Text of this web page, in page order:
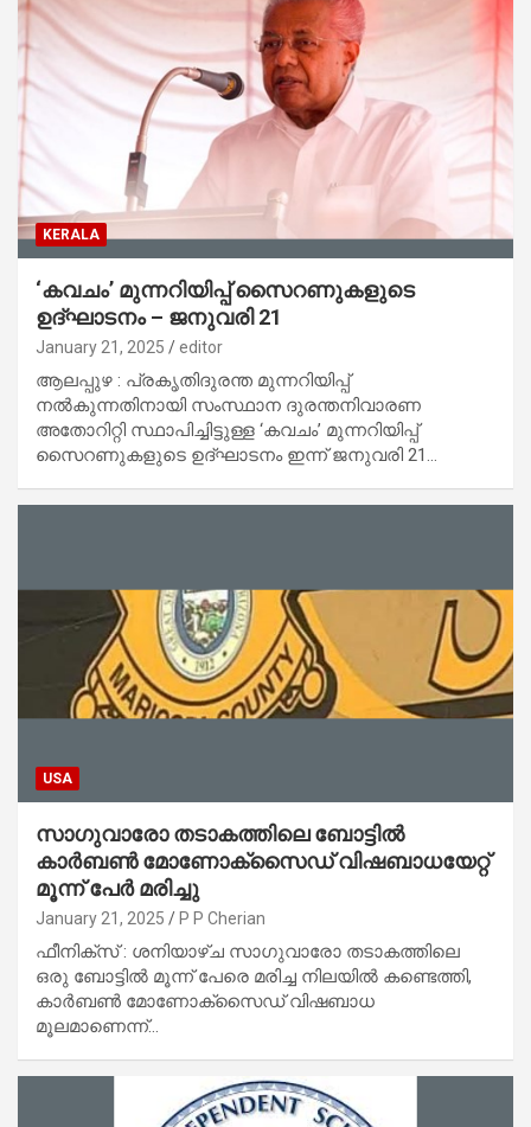
KERALA
‘കവചം’ മുന്നറിയിപ്പ് സൈറണുകളുടെ
ഉദ്ഘാടനം – ജനുവരി 21
January 21, 2025 editor
ആലപ്പുഴ : പ്രകൃതിദുരന്ത മുന്നറിയിപ്പ്
നൽകുന്നതിനായി സംസ്ഥാന ദുരന്തനിവാരണ
അതോറിറ്റി സ്ഥാപിച്ചിട്ടുള്ള ‘കവചം’ മുന്നറിയിപ്പ്
സൈറണുകളുടെ ഉദ്ഘാടനം ഇന്ന് ജനുവരി 21…
USA
സാഗുവാരോ തടാകത്തിലെ ബോട്ടിൽ
കാർബൺ മോണോക്സൈഡ് വിഷബാധയേറ്റ്
മൂന്ന് പേർ മരിച്ചു
January 21, 2025 P P Cherian
ഫീനിക്സ് : ശനിയാഴ്ച സാഗുവാരോ തടാകത്തിലെ
ഒരു ബോട്ടിൽ മൂന്ന് പേരെ മരിച്ച നിലയിൽ കണ്ടെത്തി,
കാർബൺ മോണോക്സൈഡ് വിഷബാധ
മൂലമാണെന്ന്…